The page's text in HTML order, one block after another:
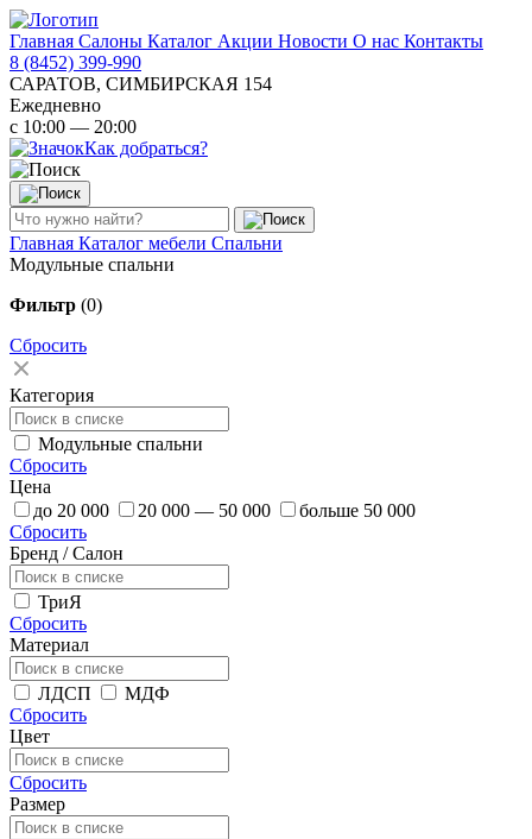
Главная Салоны Каталог Акции Новости О нас Контакты
8 (8452) 399-990
САРАТОВ, СИМБИРСКАЯ 154
Ежедневно
с 10:00 — 20:00
Как добраться?
Главная Каталог мебели Спальни
Модульные спальни
Фильтр (0)
Сбросить
Категория
Модульные спальни
Сбросить
Цена
до 20 000
20 000 — 50 000
больше 50 000
Сбросить
Бренд / Салон
ТриЯ
Сбросить
Материал
ЛДСП
МДФ
Сбросить
Цвет
Сбросить
Размер